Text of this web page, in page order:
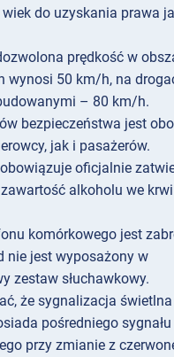
do uzyskania prawa
prędkość w
wynosi 50 km/h, na
– 80 km/h.
bezpieczeństwa jest
jak i pasażerów.
oficjalnie
alkoholu we
komórkowego jest
nie jest wyposażony w
zestaw słuchawkowy.
że sygnalizacja
pośredniego sygnału
przy zmianie z